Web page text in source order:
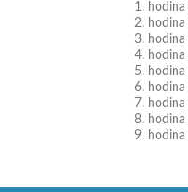
1. hodina
2. hodina
3. hodina
4. hodina
5. hodina
6. hodina
7. hodina
8. hodina
9. hodina